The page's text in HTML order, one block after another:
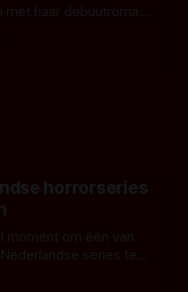
haar debuutroman.
horrorseries
moment om één van
series te